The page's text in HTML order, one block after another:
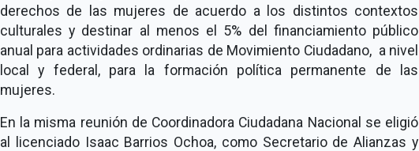
derechos de las mujeres de acuerdo a los distintos contextos
culturales y destinar al menos el 5% del financiamiento público
anual para actividades ordinarias de Movimiento Ciudadano, a nivel
local y federal, para la formación política permanente de las
mujeres.
En la misma reunión de Coordinadora Ciudadana Nacional se eligió
al licenciado Isaac Barrios Ochoa, como Secretario de Alianzas y